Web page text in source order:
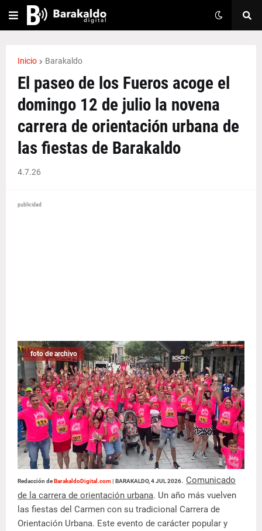
Inicio Barakaldo
El paseo de los Fueros acoge el
domingo 12 de julio la novena
carrera de orientación urbana de
las fiestas de Barakaldo
4.7.26
publicidad
foto de archivo
Redacción deBarakaldoDigital.com| BARAKALDO, 4 JUL 2026. Comunicado
de la carrera de orientación urbana. Un año más vuelven
las fiestas del Carmen con su tradicional Carrera de
Orientación Urbana. Este evento de carácter popular y